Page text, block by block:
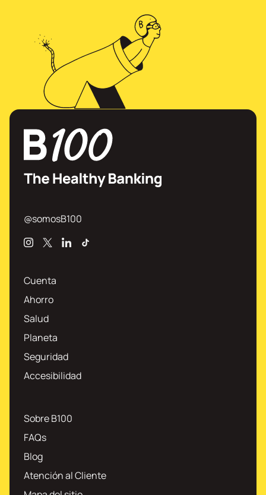
@somosB100
InstagramLinkedin
Cuenta
Ahorro
Salud
Planeta
Seguridad
Accesibilidad
Sobre B100
FAQs
Blog
Atención al Cliente